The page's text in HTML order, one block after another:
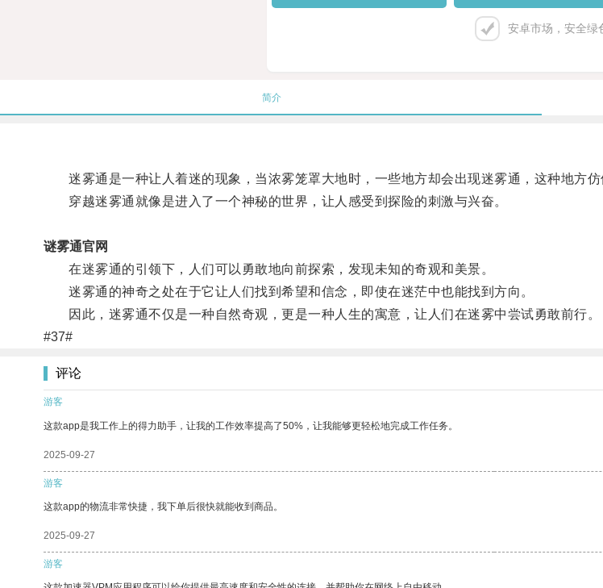
安卓市场，安全绿
简介
迷雾通是一种让人着迷的现象，当浓雾笼罩大地时，一些地方却会出现迷雾通，这种地方仿
穿越迷雾通就像是进入了一个神秘的世界，让人感受到探险的刺激与兴奋。
谜雾通官网
在迷雾通的引领下，人们可以勇敢地向前探索，发现未知的奇观和美景。
迷雾通的神奇之处在于它让人们找到希望和信念，即使在迷茫中也能找到方向。
因此，迷雾通不仅是一种自然奇观，更是一种人生的寓意，让人们在迷雾中尝试勇敢前行。
#37#
评论
游客
这款app是我工作上的得力助手，让我的工作效率提高了50%，让我能够更轻松地完成工作任务。
2025-09-27
游客
这款app的物流非常快捷，我下单后很快就能收到商品。
2025-09-27
游客